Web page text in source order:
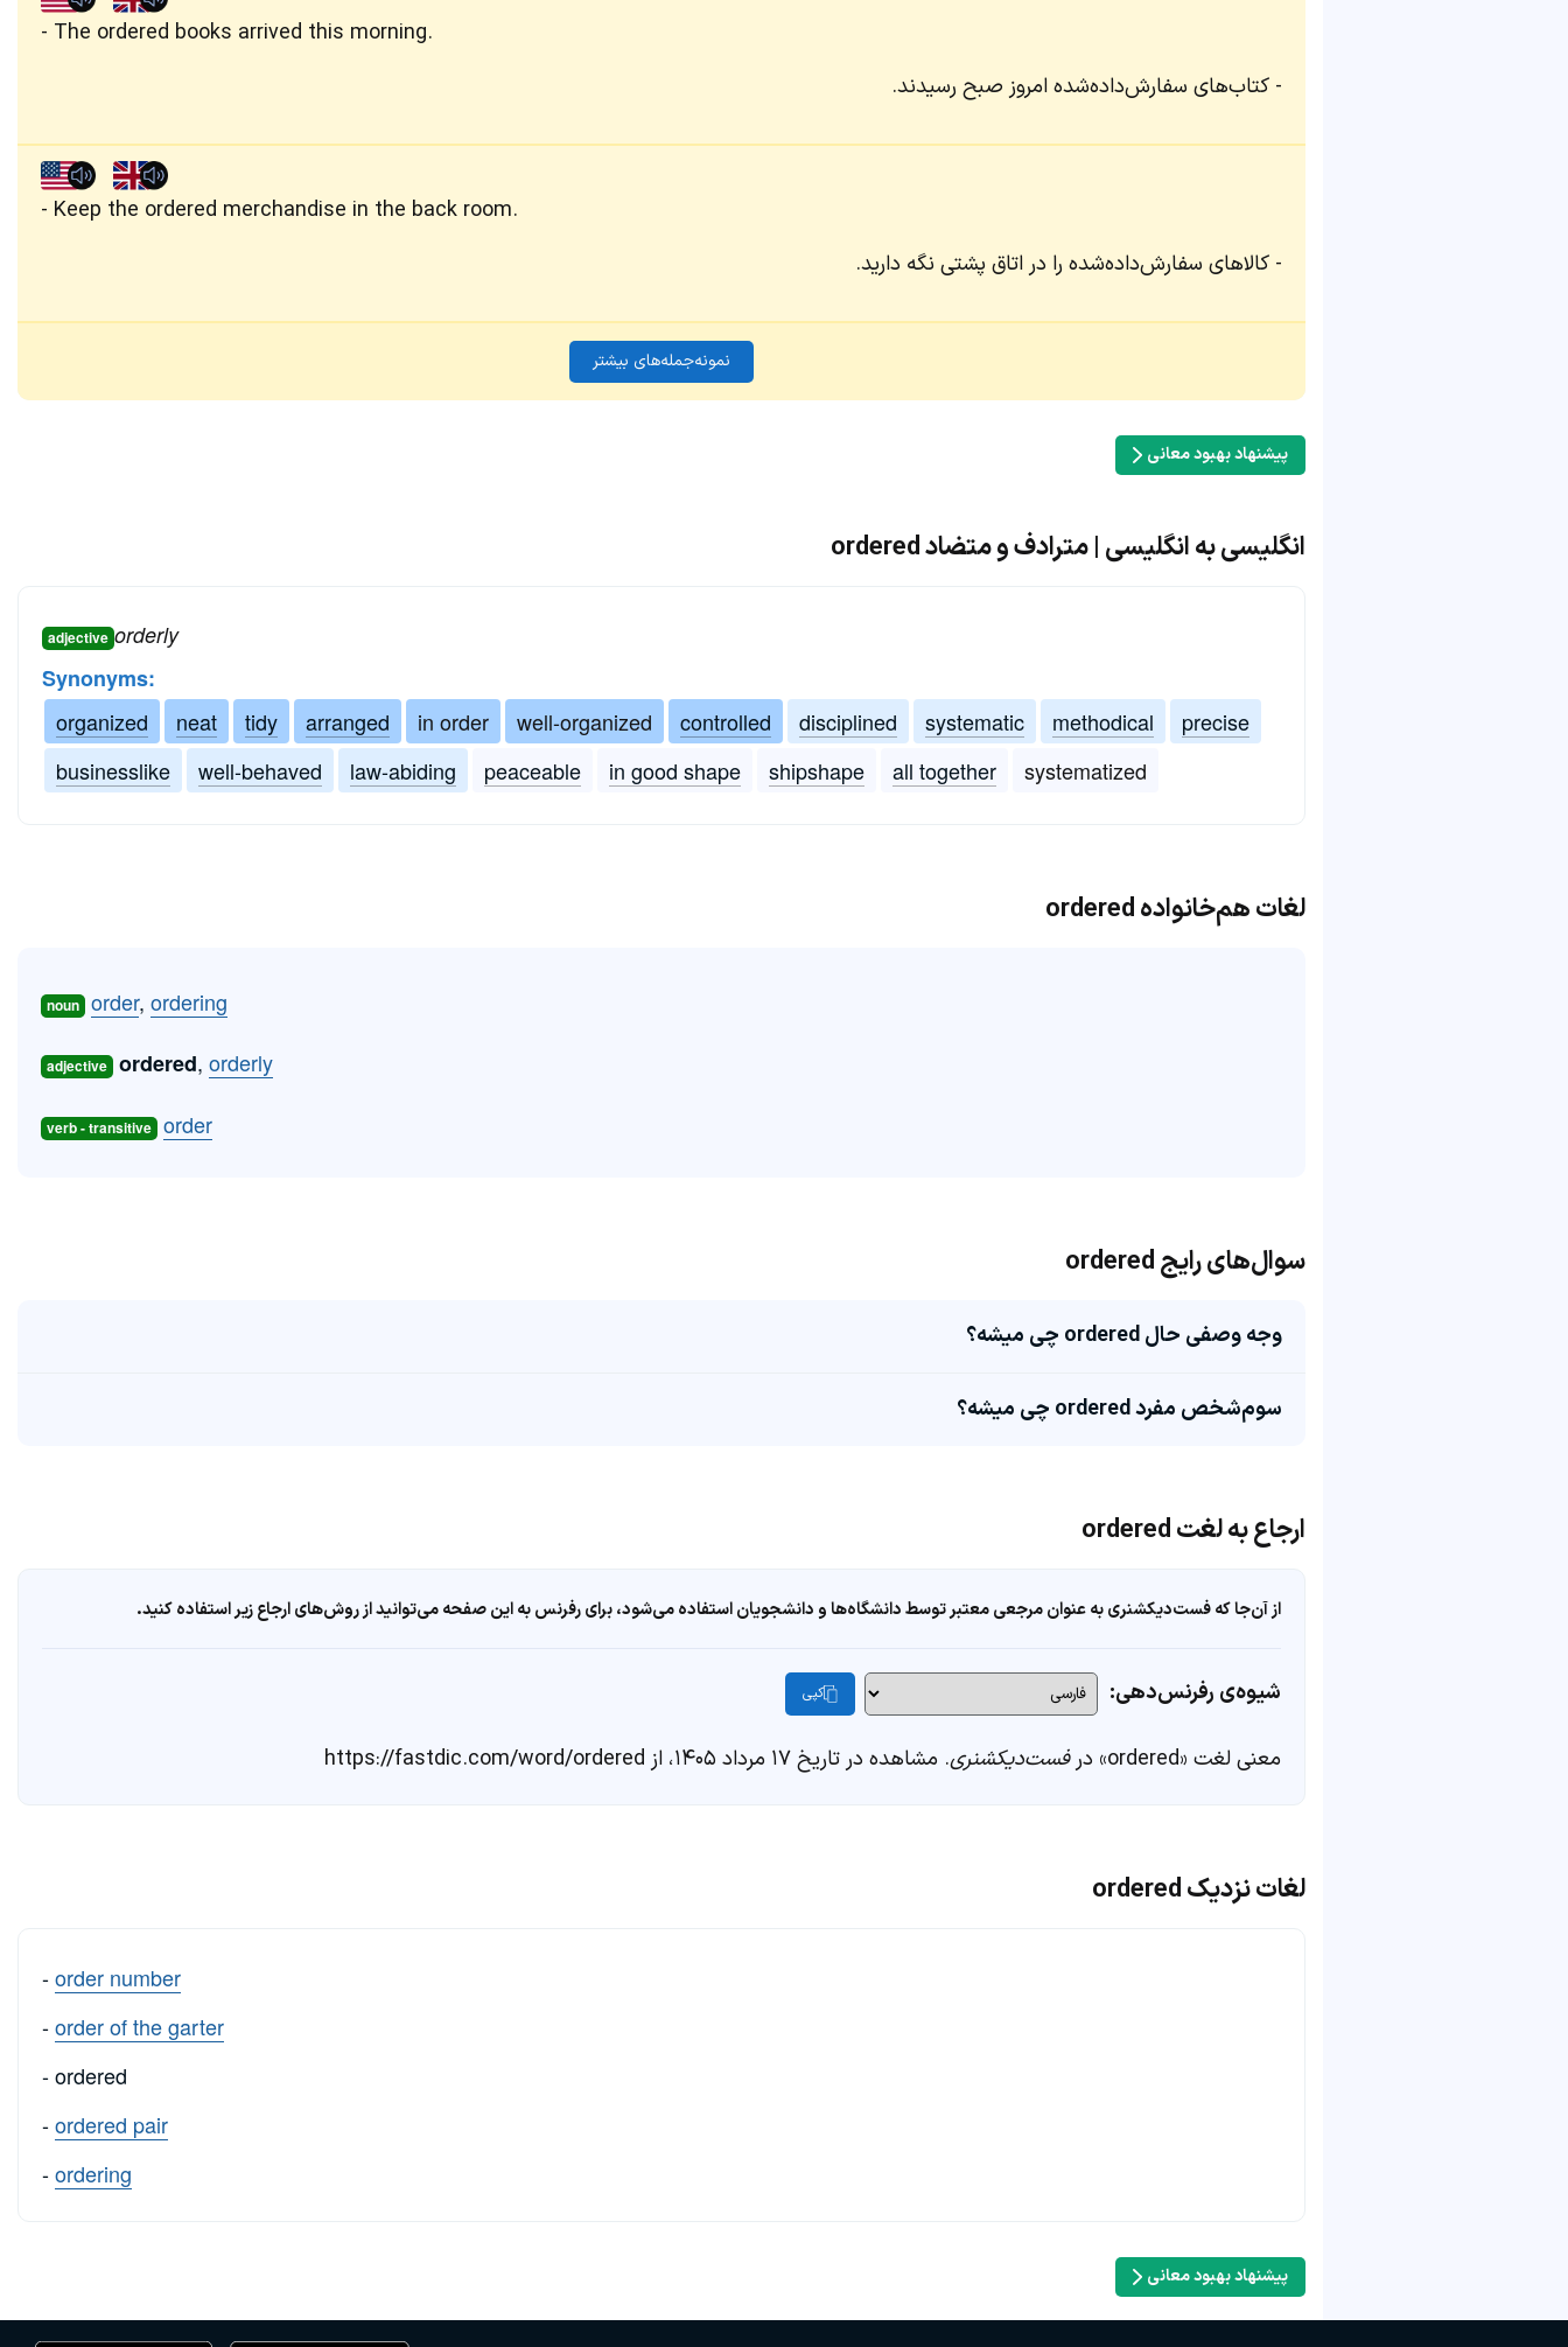
The ordered books arrived this morning.
کتاب‌های سفارش‌داده‌شده امروز صبح رسیدند.
Keep the ordered merchandise in the back room.
کالاهای سفارش‌داده‌شده را در اتاق پشتی نگه دارید.
نمونه‌جمله‌های بیشتر
پیشنهاد بهبود معانی
انگلیسی به انگلیسی | مترادف و متضاد ordered
adjective orderly
Synonyms:
organized
neat tidy arranged in order well-organized controlled disciplined systematic methodical
precise
businesslike
well-behaved law-abiding peaceable in good shape shipshape all together systematized
لغات هم‌خانواده ordered
noun order, ordering
adjective ordered, orderly
verb - transitive order
سوال‌های رایج ordered
وجه وصفی حال ordered چی میشه؟
سوم‌شخص مفرد ordered چی میشه؟
ارجاع به لغت ordered
از آن‌جا که فست‌دیکشنری به عنوان مرجعی معتبر توسط دانشگاه‌ها و دانشجویان استفاده می‌شود، برای رفرنس به این صفحه می‌توانید از روش‌های ارجاع زیر استفاده کنید.
شیوه‌ی رفرنس‌دهی: کپی
معنی لغت «ordered» در فست‌دیکشنری. مشاهده در تاریخ ۱۷ مرداد ۱۴۰۵، از https://fastdic.com/word/ordered
لغات نزدیک ordered
-order number
-order of the garter
- ordered
-ordered pair
-ordering
پیشنهاد بهبود معانی